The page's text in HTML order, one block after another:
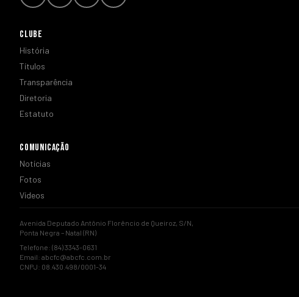
CLUBE
História
Títulos
Transparência
Diretoria
Estatuto
COMUNICAÇÃO
Notícias
Fotos
Vídeos
Avenida Deputado Antônio Florêncio de Queiroz, S/N,
Ponta Negra – Natal (RN)
Telefone: (84) 3343-0631
Email: abcfc@abcfc.com.br
CNPJ: 08.430.498/0001-34